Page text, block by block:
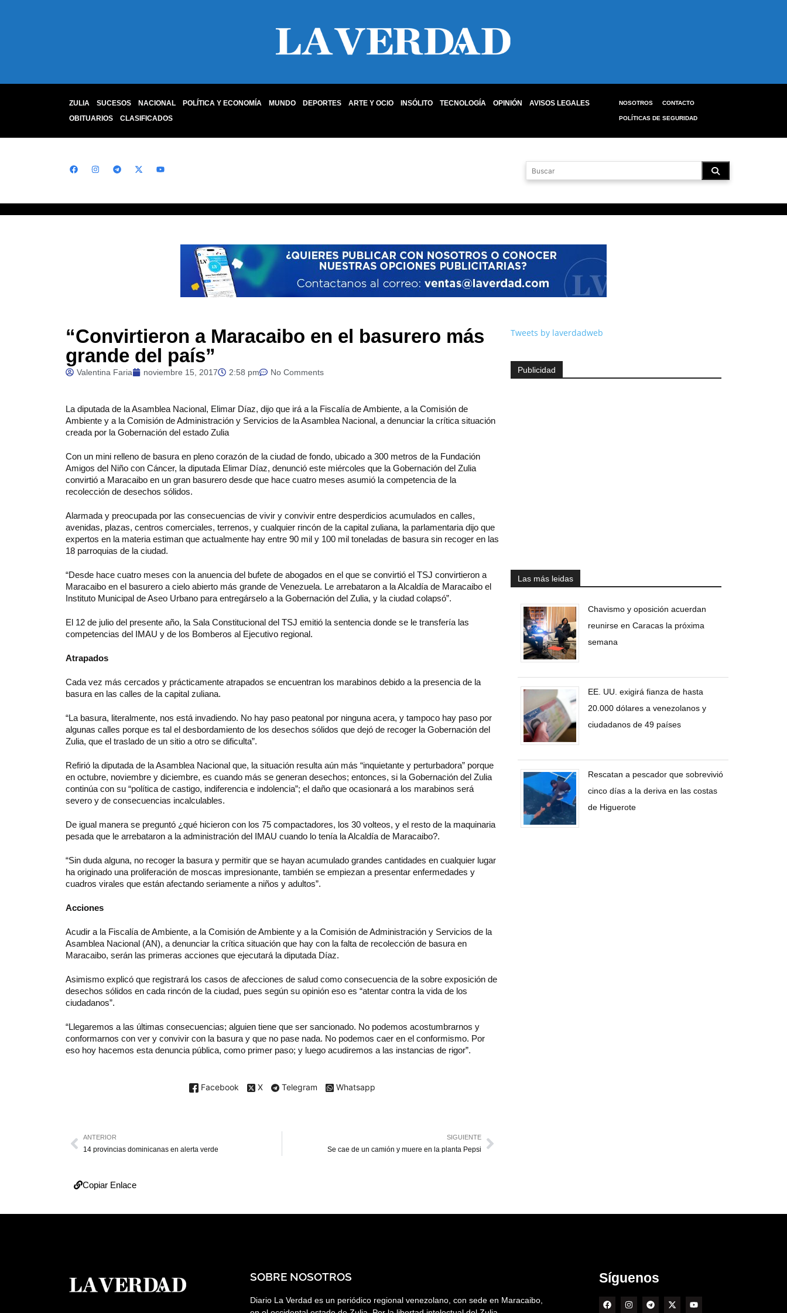
ZULIA SUCESOS NACIONAL POLÍTICA Y ECONOMÍA MUNDO DEPORTES ARTE Y OCIO INSÓLITO TECNOLOGÍA OPINIÓN
AVISOS LEGALES
OBITUARIOS
CLASIFICADOS
NOSOTROS CONTACTO
POLÍTICAS DE SEGURIDAD
“Convirtieron a Maracaibo en el basurero más
grande del país”
Valentina Faria noviembre 15, 2017 2:58 pm No Comments
La diputada de la Asamblea Nacional, Elimar Díaz, dijo que irá a la Fiscalía de Ambiente, a la Comisión de
Ambiente y a la Comisión de Administración y Servicios de la Asamblea Nacional, a denunciar la crítica situación
creada por la Gobernación del estado Zulia
Con un mini relleno de basura en pleno corazón de la ciudad de fondo, ubicado a 300 metros de la Fundación
Amigos del Niño con Cáncer, la diputada Elimar Díaz, denunció este miércoles que la Gobernación del Zulia
convirtió a Maracaibo en un gran basurero desde que hace cuatro meses asumió la competencia de la
recolección de desechos sólidos.
Alarmada y preocupada por las consecuencias de vivir y convivir entre desperdicios acumulados en calles,
avenidas, plazas, centros comerciales, terrenos, y cualquier rincón de la capital zuliana, la parlamentaria dijo que
expertos en la materia estiman que actualmente hay entre 90 mil y 100 mil toneladas de basura sin recoger en las
18 parroquias de la ciudad.
“Desde hace cuatro meses con la anuencia del bufete de abogados en el que se convirtió el TSJ convirtieron a
Maracaibo en el basurero a cielo abierto más grande de Venezuela. Le arrebataron a la Alcaldía de Maracaibo el
Instituto Municipal de Aseo Urbano para entregárselo a la Gobernación del Zulia, y la ciudad colapsó”.
El 12 de julio del presente año, la Sala Constitucional del TSJ emitió la sentencia donde se le transfería las
competencias del IMAU y de los Bomberos al Ejecutivo regional.
Atrapados
Cada vez más cercados y prácticamente atrapados se encuentran los marabinos debido a la presencia de la
basura en las calles de la capital zuliana.
“La basura, literalmente, nos está invadiendo. No hay paso peatonal por ninguna acera, y tampoco hay paso por
algunas calles porque es tal el desbordamiento de los desechos sólidos que dejó de recoger la Gobernación del
Zulia, que el traslado de un sitio a otro se dificulta”.
Refirió la diputada de la Asamblea Nacional que, la situación resulta aún más “inquietante y perturbadora” porque
en octubre, noviembre y diciembre, es cuando más se generan desechos; entonces, si la Gobernación del Zulia
continúa con su “política de castigo, indiferencia e indolencia”; el daño que ocasionará a los marabinos será
severo y de consecuencias incalculables.
De igual manera se preguntó ¿qué hicieron con los 75 compactadores, los 30 volteos, y el resto de la maquinaria
pesada que le arrebataron a la administración del IMAU cuando lo tenía la Alcaldía de Maracaibo?.
“Sin duda alguna, no recoger la basura y permitir que se hayan acumulado grandes cantidades en cualquier lugar
ha originado una proliferación de moscas impresionante, también se empiezan a presentar enfermedades y
cuadros virales que están afectando seriamente a niños y adultos”.
Acciones
Acudir a la Fiscalía de Ambiente, a la Comisión de Ambiente y a la Comisión de Administración y Servicios de la
Asamblea Nacional (AN), a denunciar la crítica situación que hay con la falta de recolección de basura en
Maracaibo, serán las primeras acciones que ejecutará la diputada Díaz.
Asimismo explicó que registrará los casos de afecciones de salud como consecuencia de la sobre exposición de
desechos sólidos en cada rincón de la ciudad, pues según su opinión eso es “atentar contra la vida de los
ciudadanos”.
“Llegaremos a las últimas consecuencias; alguien tiene que ser sancionado. No podemos acostumbrarnos y
conformarnos con ver y convivir con la basura y que no pase nada. No podemos caer en el conformismo. Por
eso hoy hacemos esta denuncia pública, como primer paso; y luego acudiremos a las instancias de rigor”.
Facebook X Telegram Whatsapp
Tweets by laverdadweb
Publicidad
Las más leidas
Chavismo y oposición acuerdan
reunirse en Caracas la próxima
semana
EE. UU. exigirá fianza de hasta
20.000 dólares a venezolanos y
ciudadanos de 49 países
Rescatan a pescador que sobrevivió
cinco días a la deriva en las costas
de Higuerote
ANTERIOR
14 provincias dominicanas en alerta verde
SIGUIENTE
Se cae de un camión y muere en la planta Pepsi
Copiar Enlace
SOBRE NOSOTROS
Diario La Verdad es un periódico regional venezolano, con sede en Maracaibo,
Síguenos